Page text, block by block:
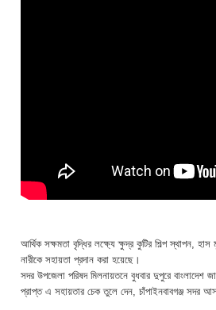
আর্থিক সক্ষমতা বৃদ্ধির লক্ষ্যে ক্ষুদ্র কুটির শিল্প স্থাপন,
নারীকে সহায়তা প্রদান করা হয়েছে।
সদর উপজেলা পরিষদ মিলনায়তনে বুধবার দুপুরে বাংলাদেশ
প্রাপ্ত এ সহায়তার চেক তুলে দেন, চাঁপাইনবাবগঞ্জ সদর